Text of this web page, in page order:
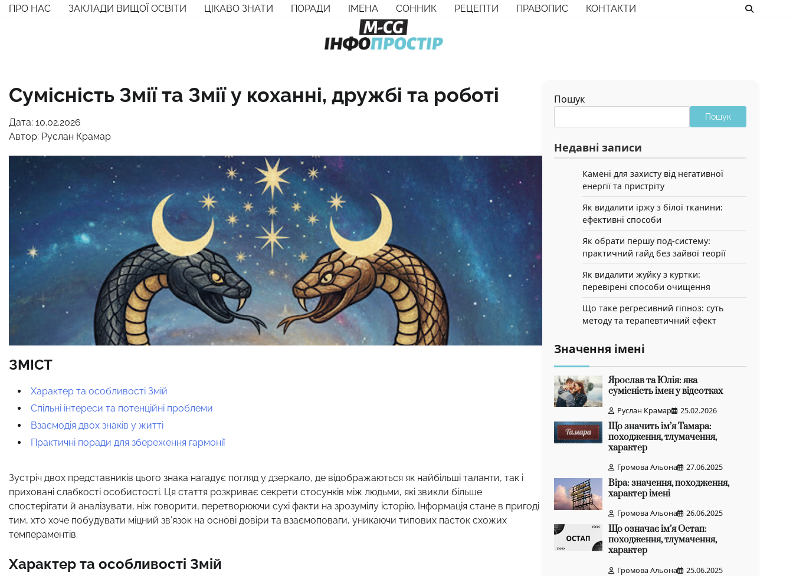
Перейти
ПРО НАС ЗАКЛАДИ ВИЩОЇ ОСВІТИ ЦІКАВО ЗНАТИ ПОРАДИ ІМЕНА СОННИК РЕЦЕПТИ ПРАВОПИС КОНТАКТИ
Сумісність Змії та Змії у коханні, дружбі та роботі
Дата: 10.02.2026
Автор: Руслан Крамар
ЗМІСТ
Характер та особливості Змій
Спільні інтереси та потенційні проблеми
Взаємодія двох знаків у житті
Практичні поради для збереження гармонії
Зустріч двох представників цього знака нагадує погляд у дзеркало, де відображаються як найбільші таланти, так і
приховані слабкості особистості. Ця стаття розкриває секрети стосунків між людьми, які звикли більше
спостерігати й аналізувати, ніж говорити, перетворюючи сухі факти на зрозумілу історію. Інформація стане в пригоді
тим, хто хоче побудувати міцний зв’язок на основі довіри та взаємоповаги, уникаючи типових пасток схожих
темпераментів.
Характер та особливості Змій
Пошук
Пошук
Недавні записи
Камені для захисту від негативної
енергії та пристріту
Як видалити іржу з білої тканини:
ефективні способи
Як обрати першу под-систему:
практичний гайд без зайвої теорії
Як видалити жуйку з куртки:
перевірені способи очищення
Що таке регресивний гіпноз: суть
методу та терапевтичний ефект
Значення імені
Ярослав та Юлія: яка
сумісність імен у відсотках
Руслан Крамар 25.02.2026
Що значить ім’я Тамара:
походження, тлумачення,
характер
Громова Альона 27.06.2025
Віра: значення, походження,
характер імені
Громова Альона 26.06.2025
Що означає ім’я Остап:
походження, тлумачення,
характер
Громова Альона 25.06.2025